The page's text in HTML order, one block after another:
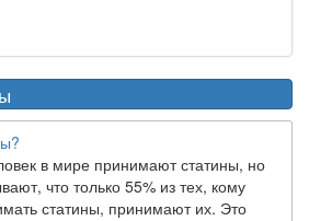
в мире принимают статины, но
что только 55% из тех, кому
статины, принимают их. Это